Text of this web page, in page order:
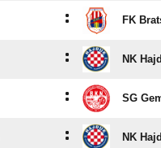
: FK
: NK
: SG
: NK